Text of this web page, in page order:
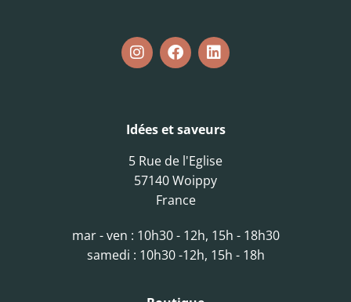
Idées et saveurs
5 Rue de l'Eglise
57140 Woippy
France
mar - ven : 10h30 - 12h, 15h - 18h30
samedi : 10h30 -12h, 15h - 18h